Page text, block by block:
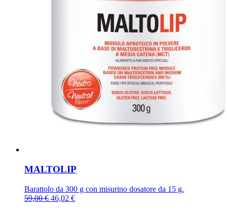
MALTOLIP
Barattolo da 300 g con misurino dosatore da 15 g.
59,00€ Il
46,02 €Il